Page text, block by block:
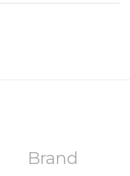
Brand